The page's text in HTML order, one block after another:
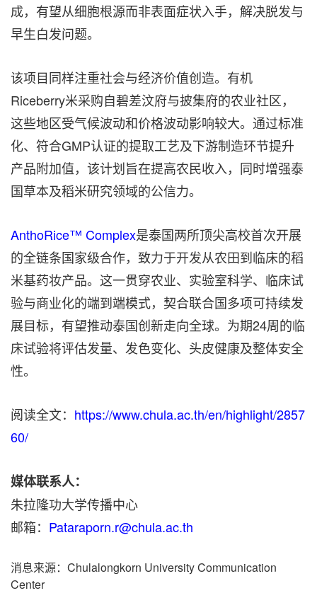
成，有望从细胞根源而非表面症状入手，解决脱发与
早生白发问题。
该项目同样注重社会与经济价值创造。有机
Riceberry米采购自碧差汶府与披集府的农业社区，
这些地区受气候波动和价格波动影响较大。通过标准
化、符合GMP认证的提取工艺及下游制造环节提升
产品附加值，该计划旨在提高农民收入，同时增强泰
国草本及稻米研究领域的公信力。
AnthoRice™ Complex是泰国两所顶尖高校首次开展
的全链条国家级合作，致力于开发从农田到临床的稻
米基药妆产品。这一贯穿农业、实验室科学、临床试
验与商业化的端到端模式，契合联合国多项可持续发
展目标，有望推动泰国创新走向全球。为期24周的临
床试验将评估发量、发色变化、头皮健康及整体安全
性。
阅读全文： https://www.chula.ac.th/en/highlight/2857
60/
媒体联系人：
朱拉隆功大学传播中心
邮箱： Pataraporn.r@chula.ac.th
消息来源：Chulalongkorn University Communication
Center